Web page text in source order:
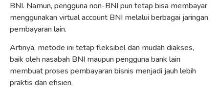
BNI. Namun, pengguna non-BNI pun tetap bisa membayar
menggunakan virtual account BNI melalui berbagai jaringan
pembayaran lain.
Artinya, metode ini tetap fleksibel dan mudah diakses,
baik oleh nasabah BNI maupun pengguna bank lain
membuat proses pembayaran bisnis menjadi jauh lebih
praktis dan efisien.